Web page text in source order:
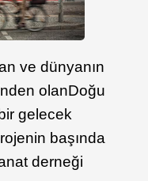
ve dünyanın
olanDoğu
gelecek
başında
derneği